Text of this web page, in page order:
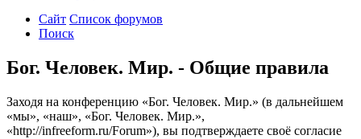
Сайт Список форумов
Поиск
Бог. Человек. Мир. - Общие правила
Заходя на конференцию «Бог. Человек. Мир.» (в дальнейшем
«мы», «наш», «Бог. Человек. Мир.»,
«http://infreeform.ru/Forum»), вы подтверждаете своё согласие